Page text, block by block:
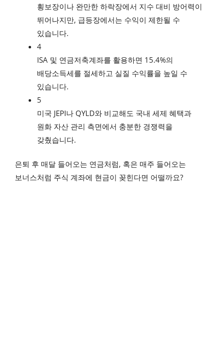
횡보장이나 완만한 하락장에서 지수 대비 방어력이
뛰어나지만, 급등장에서는 수익이 제한될 수
있습니다.
4
ISA 및 연금저축계좌를 활용하면 15.4%의
배당소득세를 절세하고 실질 수익률을 높일 수
있습니다.
5
미국 JEPI나 QYLD와 비교해도 국내 세제 혜택과
원화 자산 관리 측면에서 충분한 경쟁력을
갖췄습니다.
은퇴 후 매달 들어오는 연금처럼, 혹은 매주 들어오는
보너스처럼 주식 계좌에 현금이 꽂힌다면 어떨까요?